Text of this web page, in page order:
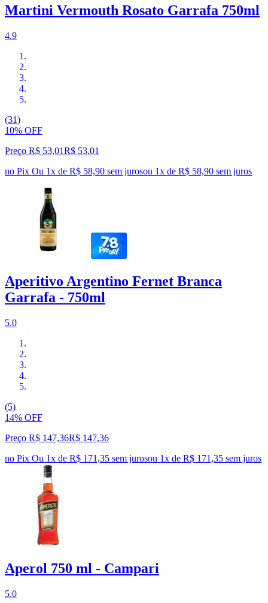
Martini Vermouth Rosato Garrafa 750ml
4.9
(31)
10% OFF
Preço R$ 53,01R$ 53,01
no Pix Ou 1x de R$ 58,90 sem jurosou 1x de R$ 58,90 sem juros
Aperitivo Argentino Fernet Branca
Garrafa - 750ml
5.0
(5)
14% OFF
Preço R$ 147,36R$ 147,36
no Pix Ou 1x de R$ 171,35 sem jurosou 1x de R$ 171,35 sem juros
Aperol 750 ml - Campari
5.0